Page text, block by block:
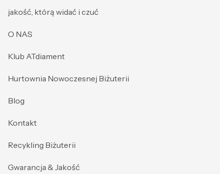
jakość, którą widać i czuć
O NAS
Klub ATdiament
Hurtownia Nowoczesnej Biżuterii
Blog
Kontakt
Recykling Biżuterii
Gwarancja & Jakość